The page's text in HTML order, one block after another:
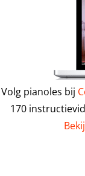
Volg pianoles bij
170